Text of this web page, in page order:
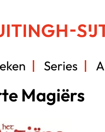
Series
Magiërs